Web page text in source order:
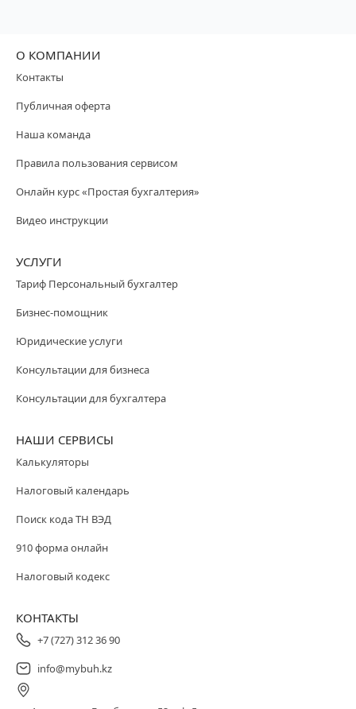
О КОМПАНИИ
Контакты
Публичная оферта
Наша команда
Правила пользования сервисом
Онлайн курс «Простая бухгалтерия»
Видео инструкции
УСЛУГИ
Тариф Персональный бухгалтер
Бизнес-помощник
Юридические услуги
Консультации для бизнеса
Консультации для бухгалтера
НАШИ СЕРВИСЫ
Калькуляторы
Налоговый календарь
Поиск кода ТН ВЭД
910 форма онлайн
Налоговый кодекс
КОНТАКТЫ
+7 (727) 312 36 90
info@mybuh.kz